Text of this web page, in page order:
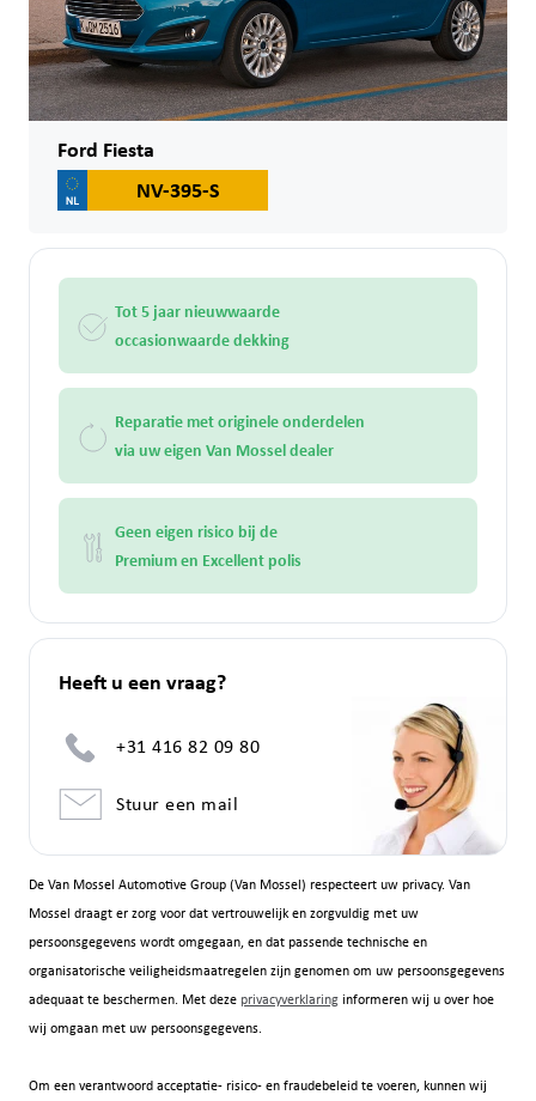
De Van Mossel Automotive Group (Van Mossel) respecteert uw privacy. Van
Mossel draagt er zorg voor dat vertrouwelijk en zorgvuldig met uw
persoonsgegevens wordt omgegaan, en dat passende technische en
organisatorische veiligheidsmaatregelen zijn genomen om uw persoonsgegevens
adequaat te beschermen. Met deze privacyverklaringinformeren wij u over hoe
wij omgaan met uw persoonsgegevens.
Om een verantwoord acceptatie- risico- en fraudebeleid te voeren, kunnen wij
Ford Fiesta
NV-395-S
Tot 5 jaar nieuwwaarde
occasionwaarde dekking
Reparatie met originele onderdelen
via uw eigen Van Mossel dealer
Geen eigen risico bij de
Premium en Excellent polis
Heeft u een vraag?
+31 416 82 09 80
Stuur een mail